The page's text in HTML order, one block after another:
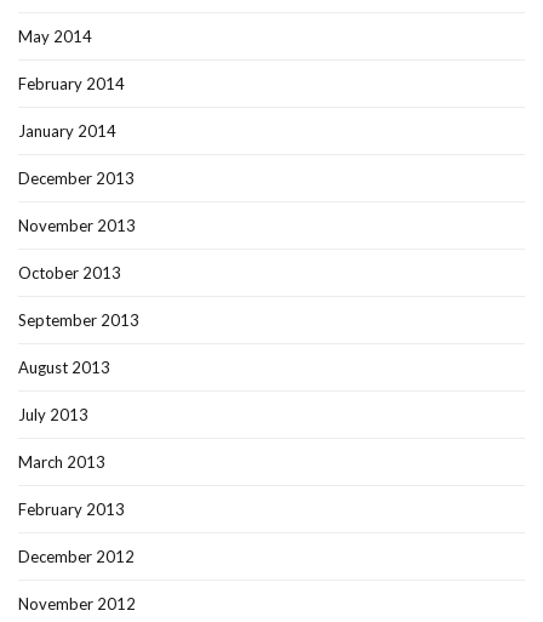
May 2014
February 2014
January 2014
December 2013
November 2013
October 2013
September 2013
August 2013
July 2013
March 2013
February 2013
December 2012
November 2012